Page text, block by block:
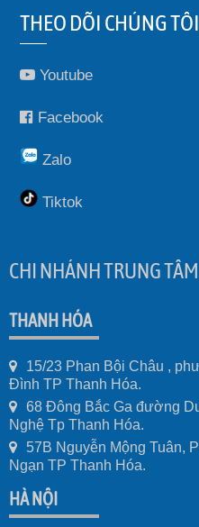
THEO DÕI CHÚNG TÔI
Youtube
Facebook
Zalo
Tiktok
CHI NHÁNH TRUNG
THANH HÓA
15/23 Phan Bội Châu ,
Đình TP Thanh Hóa.
68 Đông Bắc Ga đường
Nghệ Tp Thanh Hóa.
57B Nguyễn Mộng Tuân,
Ngạn TP Thanh Hóa.
HÀ NỘI